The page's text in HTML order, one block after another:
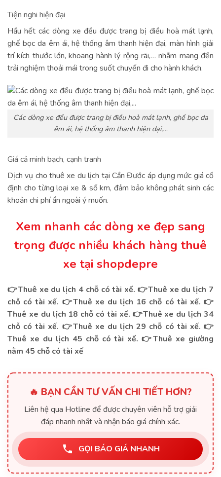
Tiện nghi hiện đại
Hầu hết các dòng xe đều được trang bị điều hoà mát lạnh,
ghế bọc da êm ái, hệ thống âm thanh hiện đại, màn hình giải
trí kích thước lớn, khoang hành lý rộng rãi,… nhằm mang đến
trải nghiệm thoải mái trong suốt chuyến đi cho hành khách.
Các dòng xe đều được trang bị điều hoà mát lạnh, ghế bọc da
êm ái, hệ thống âm thanh hiện đại,…
Giá cả minh bạch, cạnh tranh
Dịch vụ cho thuê xe du lịch tại Cần Đước áp dụng mức giá cố
định cho từng loại xe & số km, đảm bảo không phát sinh các
khoản chi phí ẩn ngoài ý muốn.
Xem nhanh các dòng xe đẹp sang
trọng được nhiều khách hàng thuê
xe tại shopdepre
👉Thuê xe du lịch 4 chỗ có tài xế. 👉Thuê xe du lịch 7
chỗ có tài xế. 👉Thuê xe du lịch 16 chỗ có tài xế. 👉
Thuê xe du lịch 18 chỗ có tài xế. 👉Thuê xe du lịch 34
chỗ có tài xế. 👉Thuê xe du lịch 29 chỗ có tài xế. 👉
Thuê xe du lịch 45 chỗ có tài xế. 👉Thuê xe giường
nằm 45 chỗ có tài xế
🔥 BẠN CẦN TƯ VẤN CHI TIẾT HƠN?
Liên hệ qua Hotline để được chuyên viên hỗ trợ giải
đáp nhanh nhất và nhận báo giá chính xác.
GỌI BÁO GIÁ NHANH